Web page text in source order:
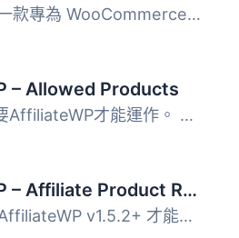
Cart Lift 是一款專為 WooCommerce 和 EDD 設計的放棄購物車...
– Allowed Products
這個外掛需要AffiliateWP才能運作。 這個外掛允許您選擇您...
AffiliateWP – Affiliate Product Rates
此外掛需要 AffiliateWP v1.5.2+ 才能運作。 在最基礎的層...